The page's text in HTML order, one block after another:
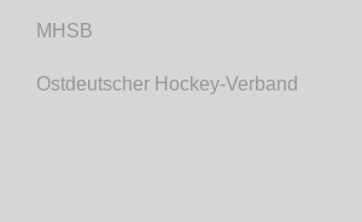
MHSB
Ostdeutscher Hockey-Verband